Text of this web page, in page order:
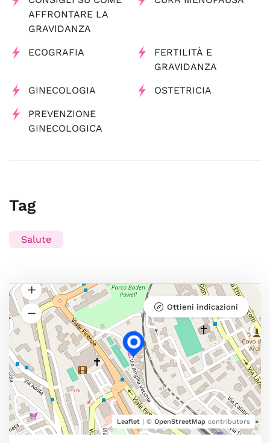
AFFRONTARE LA
GRAVIDANZA
ECOGRAFIA
FERTILITÀ E
GRAVIDANZA
GINECOLOGIA OSTETRICIA
PREVENZIONE
GINECOLOGICA
Tag
Salute
Leaflet | © OpenStreetMap contributors
Ottieni indicazioni